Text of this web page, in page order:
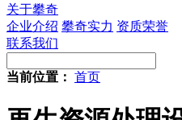
关于攀奇
企业介绍 攀奇实力 资质荣誉
联系我们
当前位置： 首页